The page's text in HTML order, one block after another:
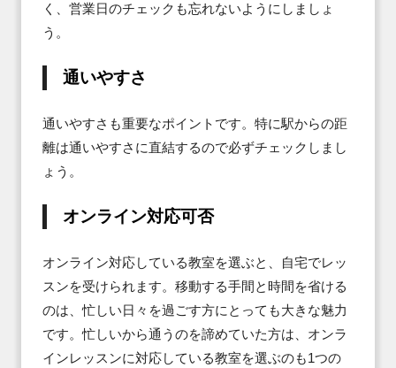
く、営業日のチェックも忘れないようにしましょ
う。
通いやすさ
通いやすさも重要なポイントです。特に駅からの距
離は通いやすさに直結するので必ずチェックしまし
ょう。
オンライン対応可否
オンライン対応している教室を選ぶと、自宅でレッ
スンを受けられます。移動する手間と時間を省ける
のは、忙しい日々を過ごす方にとっても大きな魅力
です。忙しいから通うのを諦めていた方は、オンラ
インレッスンに対応している教室を選ぶのも1つの